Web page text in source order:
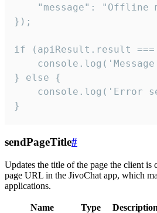
"message": "Offline
});
if (apiResult.result
} else {
console.log('Error
}
sendPageTitle#
Updates the title of the page the client
page URL in the JivoChat app, which
applications.
Name Type
Description